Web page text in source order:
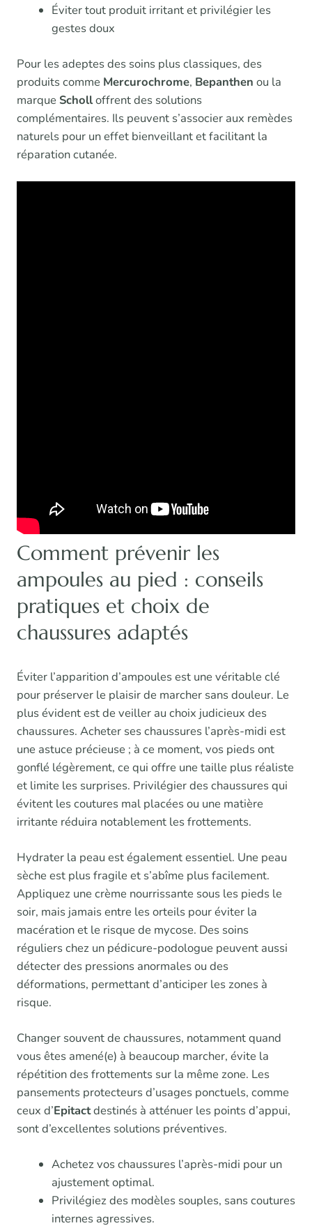
Éviter tout produit irritant et privilégier les
gestes doux
Pour les adeptes des soins plus classiques, des
produits comme Mercurochrome, Bepanthen ou la
marque Scholloffrent des solutions
complémentaires. Ils peuvent s’associer aux remèdes
naturels pour un effet bienveillant et facilitant la
réparation cutanée.
Comment prévenir les
ampoules au pied : conseils
pratiques et choix de
chaussures adaptés
Éviter l’apparition d’ampoules est une véritable clé
pour préserver le plaisir de marcher sans douleur. Le
plus évident est de veiller au choix judicieux des
chaussures. Acheter ses chaussures l’après-midi est
une astuce précieuse ; à ce moment, vos pieds ont
gonflé légèrement, ce qui offre une taille plus réaliste
et limite les surprises. Privilégier des chaussures qui
évitent les coutures mal placées ou une matière
irritante réduira notablement les frottements.
Hydrater la peau est également essentiel. Une peau
sèche est plus fragile et s’abîme plus facilement.
Appliquez une crème nourrissante sous les pieds le
soir, mais jamais entre les orteils pour éviter la
macération et le risque de mycose. Des soins
réguliers chez un pédicure-podologue peuvent aussi
détecter des pressions anormales ou des
déformations, permettant d’anticiper les zones à
risque.
Changer souvent de chaussures, notamment quand
vous êtes amené(e) à beaucoup marcher, évite la
répétition des frottements sur la même zone. Les
pansements protecteurs d’usages ponctuels, comme
ceux d’Epitactdestinés à atténuer les points d’appui,
sont d’excellentes solutions préventives.
Achetez vos chaussures l’après-midi pour un
ajustement optimal.
Privilégiez des modèles souples, sans coutures
internes agressives.